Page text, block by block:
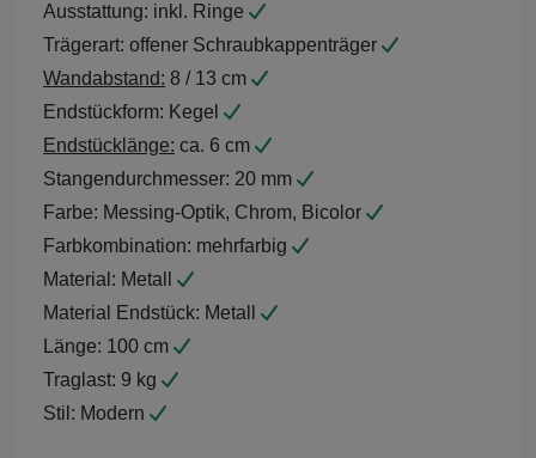
Ausstattung: inkl. Ringe
Trägerart: offener Schraubkappenträger
Wandabstand: 8 / 13 cm
Endstückform: Kegel
Endstücklänge: ca. 6 cm
Stangendurchmesser: 20 mm
Farbe: Messing-Optik, Chrom, Bicolor
Farbkombination: mehrfarbig
Material: Metall
Material Endstück: Metall
Länge: 100 cm
Traglast: 9 kg
Stil: Modern